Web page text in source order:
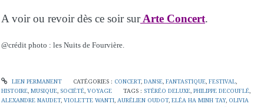
A voir ou revoir dès ce soir surArte Concert.
@crédit photo : les Nuits de Fourvière.
LIEN PERMANENT CATÉGORIES : CONCERT, DANSE, FANTASTIQUE, FESTIVAL,
HISTOIRE MUSIQUE SOCIÉTÉ VOYAGE TAGS : STÉRÉO DELUXE ,PHILIPPE DECOUFLÉ
ALEXANDRE NAUDET, VIOLETTE WANTI AURÉLIEN OUDOT, ELÉA HA MINH TAY, OLIVIA